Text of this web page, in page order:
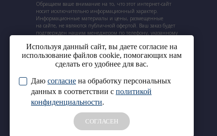
Обращаем ваше внимание на то, что этот интернет-сайт
носит исключительно информационный характер.
Информационные материалы и цены, размещенные
на сайте, не являются публичной офертой. Ваш заказ будет
подтвержден нашим менеджером по телефону, указанному
© 2024. ООО «Центр ленточных пил».
Все права защищены.
Cогласие на обработку
персональных данных
Политика конфиденциальности
Сайт сделан Аудитория
Используя данный сайт, вы даете согласие на
использование файлов cookie, помогающих нам
сделать его удобнее для вас.
Даю согласие на обработку персональных
данных в соответствии с политикой
конфиденциальности.
СОГЛАСЕН